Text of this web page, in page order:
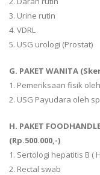
3. Urine rutin
4. VDRL
5. USG urologi (Prostat)
G. PAKET WANITA
1. Pemeriksaan fisik
2. USG Payudara oleh
H. PAKET
(Rp.500.000,-)
1. Sertologi hepatitis B (
2. Rectal swab